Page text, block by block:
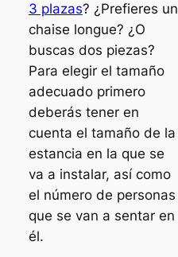
3 plazas? ¿Prefieres un
chaise longue? ¿O
buscas dos piezas?
Para elegir el tamaño
adecuado primero
deberás tener en
cuenta el tamaño de la
estancia en la que se
va a instalar, así como
el número de personas
que se van a sentar en
él.